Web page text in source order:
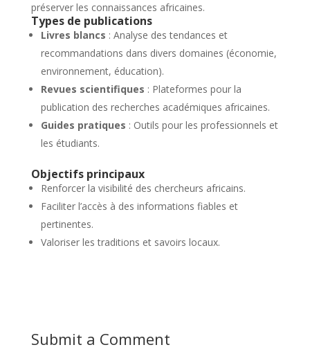
préserver les connaissances africaines.
Types de publications
Livres blancs : Analyse des tendances et
recommandations dans divers domaines (économie,
environnement, éducation).
Revues scientifiques : Plateformes pour la
publication des recherches académiques africaines.
Guides pratiques : Outils pour les professionnels et
les étudiants.
Objectifs principaux
Renforcer la visibilité des chercheurs africains.
Faciliter l’accès à des informations fiables et
pertinentes.
Valoriser les traditions et savoirs locaux.
Submit a Comment